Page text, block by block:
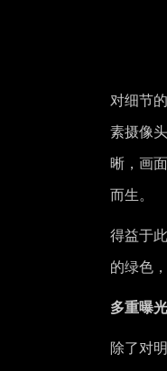
对细节
素摄像
晰，画
而生。
得益于
的绿色
多重曝
除了对